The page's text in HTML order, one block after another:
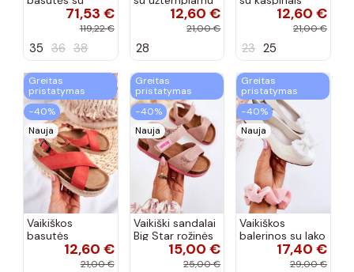
aukso spalvos
kulniukais Laura
spalvos
71,53 €
119,22 €
35 36 38
užsegimu
rožinės spalvos
12,60 €
21,00 €
28
aukso spalvos
12,60 €
21,00 €
23 25
Greitas
pristatymas
−40%
Nauja
Vaikiškos
basutės
koralinės12,60 €
21,00 €
Greitas
pristatymas
−40%
Nauja
Vaikiški sandalai
Big Star rožinės
spalvos15,00 €
25,00 €
Greitas
pristatymas
−40%
Nauja
Vaikiškos
balerinos su lako
efektu ir
kaspinais baltos
17,40 €
29,00 €